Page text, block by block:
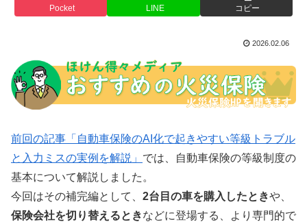
Pocket LINE コピー
2026.02.06
前回の記事「自動車保険のAI化で起きやすい等級トラブル
と入力ミスの実例を解説」 では、自動車保険の等級制度の
基本について解説しました。
今回はその補完編として、 2台目の車を購入したときや、
保険会社を切り替えるときなどに登場する、より専門的で